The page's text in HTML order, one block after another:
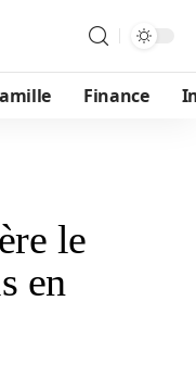
Finance
le
en